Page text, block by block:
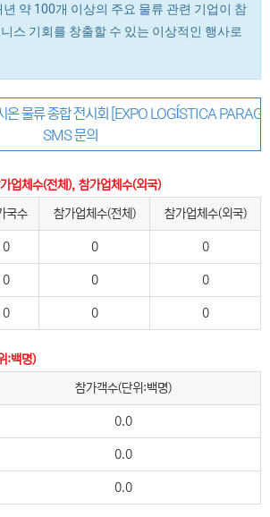
약 100개 이상의 주요 물류 관련 기업이 참
스 기회를 창출할 수 있는 이상적인 행사로
물류 종합 전시회 [EXPO LOGÍSTICA
SMS 문의
업체수(전체), 참가업체수(외국)
국수 참가업체수(전체) 참가업체수(외국)
0 0 0
0 0 0
0 0 0
:백명)
참가객수(단위:백명)
0.0
0.0
0.0